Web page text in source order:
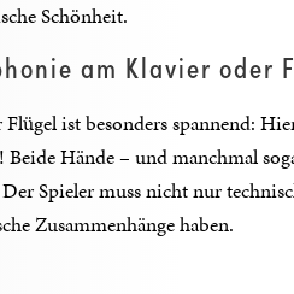
Schönheit.
am Klavier oder
ist besonders spannend:
Beide Hände – und manchmal
Spieler muss nicht nur
Zusammenhänge haben.